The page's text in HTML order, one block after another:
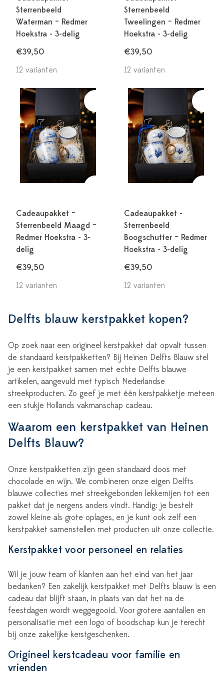
Sterrenbeeld
Waterman – Redmer
Hoekstra - 3-delig
€39,50
12 varianten
Sterrenbeeld
Tweelingen – Redmer
Hoekstra - 3-delig
€39,50
12 varianten
Cadeaupakket –
Sterrenbeeld Maagd –
Redmer Hoekstra - 3-
delig
€39,50
12 varianten
Cadeaupakket -
Sterrenbeeld
Boogschutter – Redmer
Hoekstra - 3-delig
€39,50
12 varianten
Delfts blauw kerstpakket kopen?
Op zoek naar een origineel kerstpakket dat opvalt tussen
de standaard kerstpakketten? Bij Heinen Delfts Blauw stel
je een kerstpakket samen met echte Delfts blauwe
artikelen, aangevuld met typisch Nederlandse
streekproducten. Zo geef je met één kerstpakketje meteen
een stukje Hollands vakmanschap cadeau.
Waarom een kerstpakket van Heinen
Delfts Blauw?
Onze kerstpakketten zijn geen standaard doos met
chocolade en wijn. We combineren onze eigen Delfts
blauwe collecties met streekgebonden lekkernijen tot een
pakket dat je nergens anders vindt. Handig: je bestelt
zowel kleine als grote oplages, en je kunt ook zelf een
kerstpakket samenstellen met producten uit onze collectie.
Kerstpakket voor personeel en relaties
Wil je jouw team of klanten aan het eind van het jaar
bedanken? Een zakelijk kerstpakket met Delfts blauw is een
cadeau dat blijft staan, in plaats van dat het na de
feestdagen wordt weggegooid. Voor grotere aantallen en
personalisatie met een logo of boodschap kun je terecht
bij onze zakelijke kerstgeschenken.
Origineel kerstcadeau voor familie en
vrienden